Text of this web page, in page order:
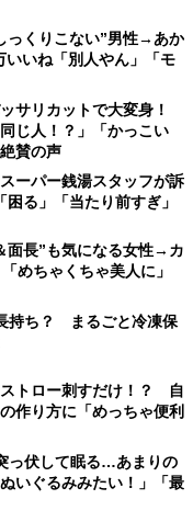
っくりこない”男性→あか
いね「別人やん」「モ
サリカットで大変身！
じ人！？」「かっこい
賛の声
ーパー銭湯スタッフが訴
る」「当たり前すぎ」
面長”も気になる女性→カ
めちゃくちゃ美人に」
持ち？ まるごと冷凍保
ストロー刺すだけ！？ 自
作り方に「めっちゃ便利
っ伏して眠る…あまりの
いぐるみみたい！」「最